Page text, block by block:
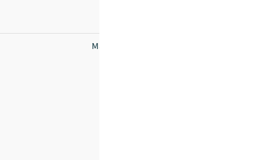
Materiāli kopēti.Datortehnika.